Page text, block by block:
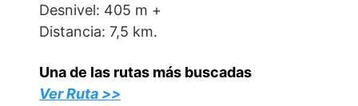
Desnivel: 405 m +
Distancia: 7,5 km.
Una de las rutas más buscadas
Ver Ruta >>